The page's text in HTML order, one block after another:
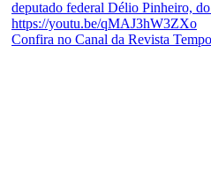
Confira no Canal da Revista